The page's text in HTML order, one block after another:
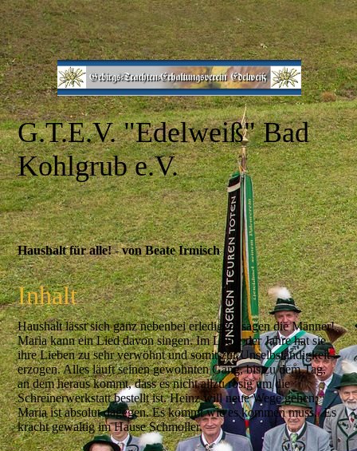
G.T.E.V."Edelweiß" Bad
Kohlgrub e.V.
Haushalt für alle! - von Beate Irmisch
Inhalt
Haushalt lässt sich ganz nebenbei erledigen; sagen die Männer!
Maria kann ein Lied davon singen. Im Laufe der Jahre hat sie
ihre Lieben zu sehr verwöhnt und somit zur Unselbständigkeit
erzogen. Alles läuft seinen gewohnten Gang, bis zu dem Tag,
an dem heraus kommt, dass es nicht allzu rosig um die
Schreinerwerkstatt bestellt ist. Heinz will neue Wege gehen.
Maria ist absolut dagegen. Es kommt wie es kommen muss. Es
kracht gewaltig im Hause Schmoller.